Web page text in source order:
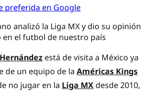
preferida en Google
analizó la Liga MX y dio su opinión
en el futbol de nuestro país
está de visita a México ya
de un equipo de la Américas Kings
no jugar en la Liga MXdesde 2010,